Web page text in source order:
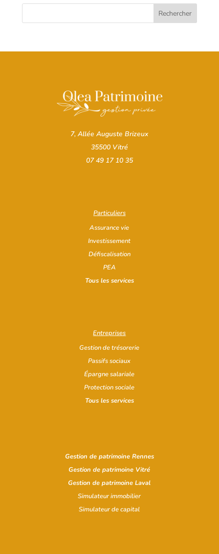
7, Allée Auguste Brizeux
35500 Vitré
07 49 17 10 35
Particuliers
Assurance vie
Investissement
Défiscalisation
PEA
Tous les services
Entreprises
Gestion de trésorerie
Passifs sociaux
Épargne salariale
Protection sociale
Tous les services
Gestion de patrimoine Rennes
Gestion de patrimoine Vitré
Gestion de patrimoine Laval
Simulateur immobilier
Simulateur de capital